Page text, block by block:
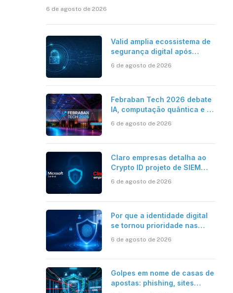
6 de agosto de 2026
Valid amplia ecossistema de
segurança digital após
6 de agosto de 2026
Febraban Tech 2026 debate
IA, computação quântica e os
bancária
6 de agosto de 2026
Claro empresas detalha ao
Crypto ID projeto de SIEM
resposta automatizada
6 de agosto de 2026
Por que a identidade digital
se tornou prioridade nas
6 de agosto de 2026
Golpes em nome de casas de
apostas: phishing, sites